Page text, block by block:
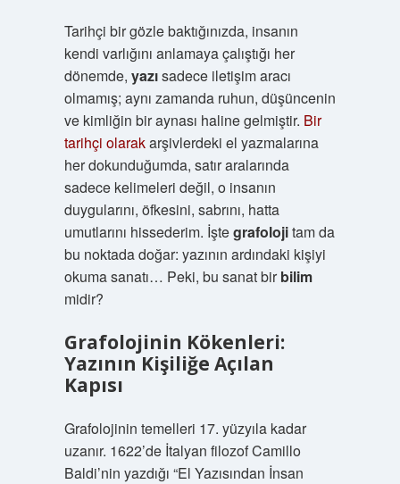
Tarihçi bir gözle baktığınızda, insanın
kendi varlığını anlamaya çalıştığı her
dönemde, yazısadece iletişim aracı
olmamış; aynı zamanda ruhun, düşüncenin
ve kimliğin bir aynası haline gelmiştir. Bir
tarihçi olarakarşivlerdeki el yazmalarına
her dokunduğumda, satır aralarında
sadece kelimeleri değil, o insanın
duygularını, öfkesini, sabrını, hatta
umutlarını hissederim. İştegrafolojitam da
bu noktada doğar: yazının ardındaki kişiyi
okuma sanatı… Peki, bu sanat birbilim
midir?
Grafolojinin Kökenleri:
Yazının Kişiliğe Açılan
Kapısı
Grafolojinin temelleri 17. yüzyıla kadar
uzanır. 1622’de İtalyan filozof Camillo
Baldi’nin yazdığı “El Yazısından İnsan